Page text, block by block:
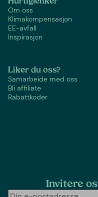
Hurtiglenker
Om oss
Klimakompensasjon
EE-avfall
Inspirasjon
Liker du oss?
Samarbeide med oss
Bli affiliate
Rabattkoder
Invitere